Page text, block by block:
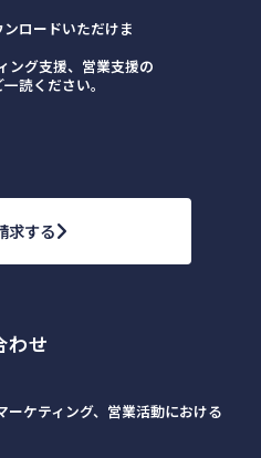
ロードいただけま
ング支援、営業支援の
読ください。
求する
わせ
ケティング、営業活動における